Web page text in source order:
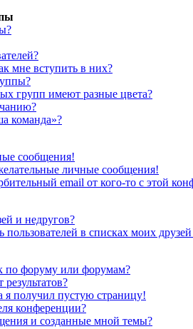
мне вступить в них?
групп имеют разные цвета?
команда»?
сообщения!
личные сообщения!
email от кого-то с этой
и недругов?
пользователей в списках моих
по форуму или форумам?
я получил пустую страницу!
конференции?
и созданные мной темы?